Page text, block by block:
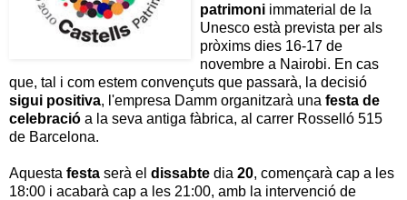
patrimoni immaterial de la
Unesco està prevista per als
pròxims dies 16-17 de
novembre a Nairobi. En cas
que, tal i com estem convençuts que passarà, la decisió
sigui positiva, l'empresa Damm organitzarà una festa de
celebració a la seva antiga fàbrica, al carrer Rosselló 515
de Barcelona.
Aquesta festa serà el dissabte dia 20, començarà cap a les
18:00 i acabarà cap a les 21:00, amb la intervenció de